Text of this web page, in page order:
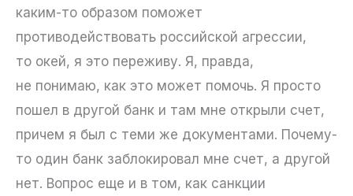
каким-то образом поможет
противодействовать российской агрессии,
то окей, я это переживу. Я, правда,
не понимаю, как это может помочь. Я просто
пошел в другой банк и там мне открыли счет,
причем я был с теми же документами. Почему-
то один банк заблокировал мне счет, а другой
нет. Вопрос еще и в том, как санкции